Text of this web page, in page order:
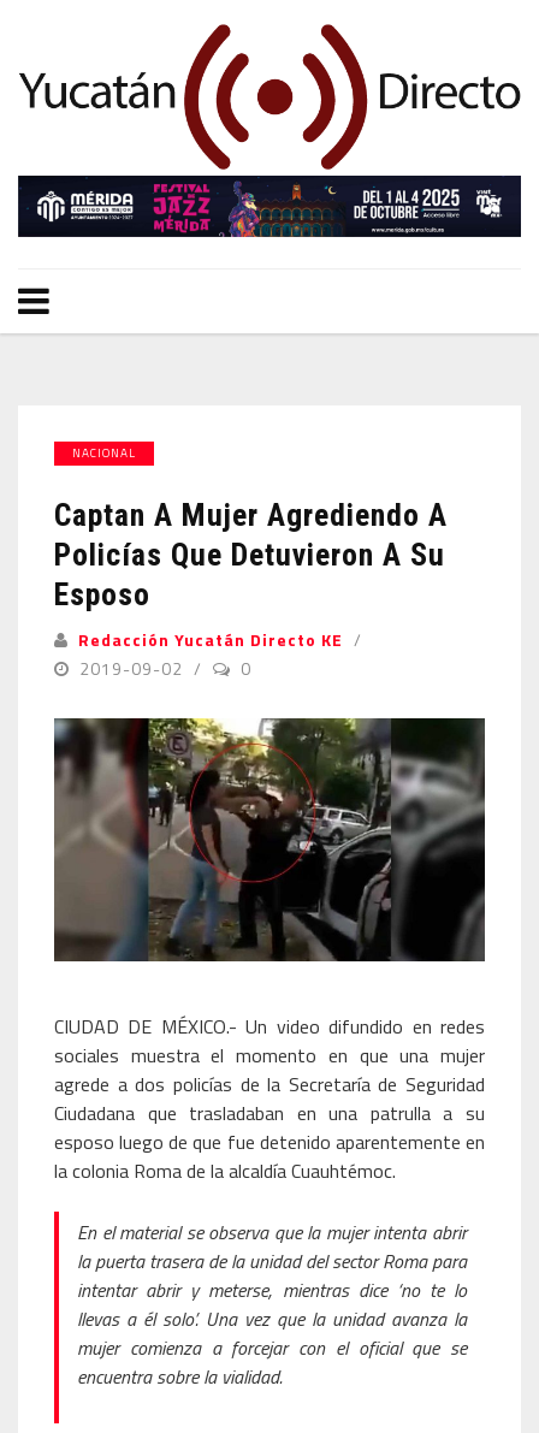
NACIONAL
Captan A Mujer Agrediendo A
Policías Que Detuvieron A Su
Esposo
Redacción Yucatán Directo KE
2019-09-02
0
CIUDAD DE MÉXICO.- Un video difundido en redes
sociales muestra el momento en que una mujer
agrede a dos policías de la Secretaría de Seguridad
Ciudadana que trasladaban en una patrulla a su
esposo luego de que fue detenido aparentemente en
la colonia Roma de la alcaldía Cuauhtémoc.
En el material se observa que la mujer intenta abrir
la puerta trasera de la unidad del sector Roma para
intentar abrir y meterse, mientras dice ‘no te lo
llevas a él solo’. Una vez que la unidad avanza la
mujer comienza a forcejar con el oficial que se
encuentra sobre la vialidad.